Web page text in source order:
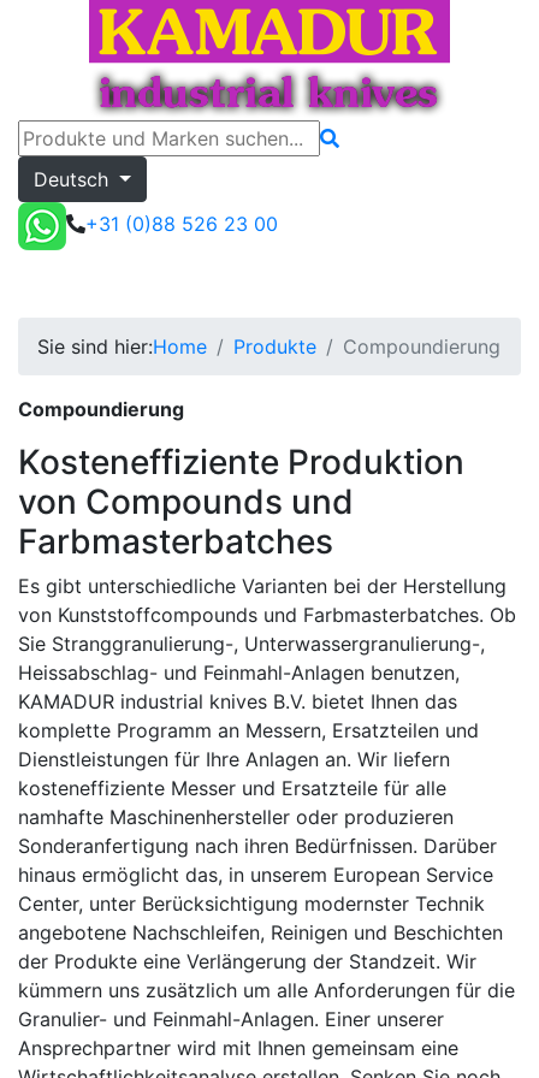
Deutsch
+31 (0)88 526 23 00
Sie sind hier:Home Produkte Compoundierung
Compoundierung
Kosteneffiziente Produktion
von Compounds und
Farbmasterbatches
Es gibt unterschiedliche Varianten bei der Herstellung
von Kunststoffcompounds und Farbmasterbatches. Ob
Sie Stranggranulierung-, Unterwassergranulierung-,
Heissabschlag- und Feinmahl-Anlagen benutzen,
KAMADUR industrial knives B.V. bietet Ihnen das
komplette Programm an Messern, Ersatzteilen und
Dienstleistungen für Ihre Anlagen an. Wir liefern
kosteneffiziente Messer und Ersatzteile für alle
namhafte Maschinenhersteller oder produzieren
Sonderanfertigung nach ihren Bedürfnissen. Darüber
hinaus ermöglicht das, in unserem European Service
Center, unter Berücksichtigung modernster Technik
angebotene Nachschleifen, Reinigen und Beschichten
der Produkte eine Verlängerung der Standzeit. Wir
kümmern uns zusätzlich um alle Anforderungen für die
Granulier- und Feinmahl-Anlagen. Einer unserer
Ansprechpartner wird mit Ihnen gemeinsam eine